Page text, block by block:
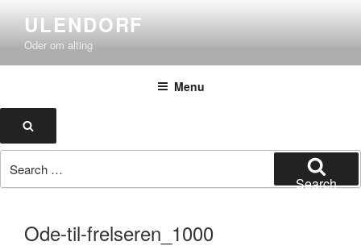
content
ULENDORF
Oder om alting
Menu
for:
Search
Ode-til-frelseren_1000